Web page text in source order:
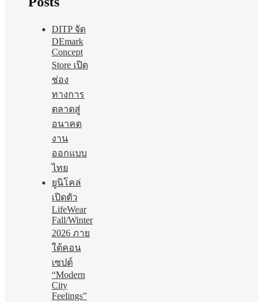
DITP จัด
DEmark
Concept
Store เปิด
ช่อง
ทางการ
ตลาดสู่
อนาคต
งาน
ออกแบบ
ไทย
ยูนิโคล่
เปิดตัว
LifeWear
Fall/Winter
2026 ภาย
ใต้คอน
เซปต์
“Modern
City
Feelings”